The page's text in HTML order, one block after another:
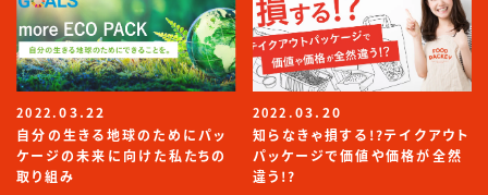
2022.03.22
自分の生きる地球のためにパッ
ケージの未来に向けた私たちの
取り組み
2022.03.20
知らなきゃ損する!?テイクアウト
パッケージで価値や価格が全然
違う!?